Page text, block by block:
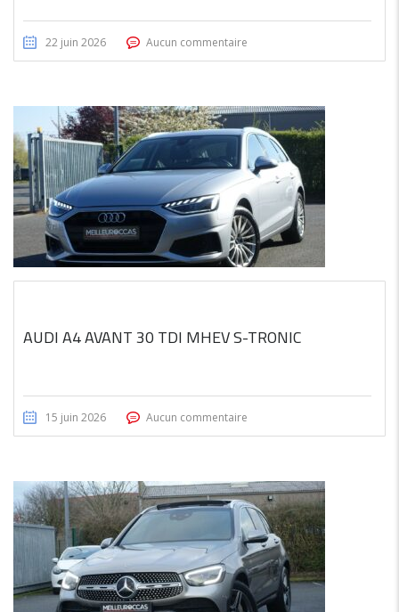
22 juin 2026 Aucun commentaire
AUDI A4 AVANT 30 TDI MHEV S-TRONIC
15 juin 2026 Aucun commentaire